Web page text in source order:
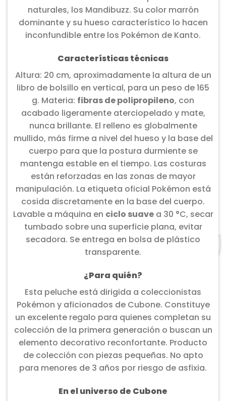
naturales, los Mandibuzz. Su color marrón
dominante y su hueso característico lo hacen
inconfundible entre los Pokémon de Kanto.
Características técnicas
Altura: 20 cm, aproximadamente la altura de un
libro de bolsillo en vertical, para un peso de 165
g. Materia: fibras de polipropileno, con
acabado ligeramente aterciopelado y mate,
nunca brillante. El relleno es globalmente
mullido, más firme a nivel del hueso y la base del
cuerpo para que la postura durmiente se
mantenga estable en el tiempo. Las costuras
están reforzadas en las zonas de mayor
manipulación. La etiqueta oficial Pokémon está
cosida discretamente en la base del cuerpo.
Lavable a máquina en ciclo suavea 30 °C, secar
tumbado sobre una superficie plana, evitar
secadora. Se entrega en bolsa de plástico
transparente.
¿Para quién?
Esta peluche está dirigida a coleccionistas
Pokémon y aficionados de Cubone. Constituye
un excelente regalo para quienes completan su
colección de la primera generación o buscan un
elemento decorativo reconfortante. Producto
de colección con piezas pequeñas. No apto
para menores de 3 años por riesgo de asfixia.
En el universo de Cubone